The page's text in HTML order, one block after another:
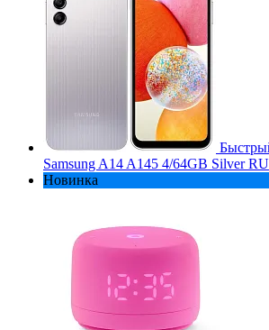
Samsung A14 A145 4/64GB Silver RU
Новинка